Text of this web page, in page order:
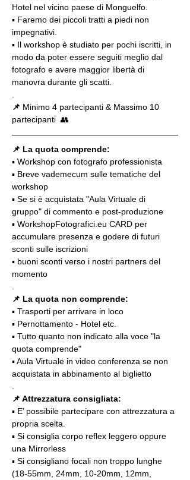
Hotel nel vicino paese di Monguelfo.
▪ Faremo dei piccoli tratti a piedi non
impegnativi.
▪️ Il workshop è studiato per pochi iscritti, in
modo da poter essere seguiti meglio dal
fotografo e avere maggior libertà di
manovra durante gli scatti.
📌 Minimo 4 partecipanti & Massimo 10
partecipanti  👥
📌 La quota comprende:
▪️ Workshop con fotografo professionista
▪️ Breve vademecum sulle tematiche del
workshop
▪️ Se si è acquistata "Aula Virtuale di
gruppo" di commento e post-produzione
▪️ WorkshopFotografici.eu CARD per
accumulare presenza e godere di futuri
sconti sulle iscrizioni
▪️ buoni sconti verso i nostri partners del
momento
📌 La quota non comprende:
▪️ Trasporti per arrivare in loco
▪️ Pernottamento - Hotel etc.
▪️ Tutto quanto non indicato alla voce "la
quota comprende"
▪️ Aula Virtuale in video conferenza se non
acquistata in abbinamento al biglietto
📌 Attrezzatura consigliata:
▪️ E’ possibile partecipare con attrezzatura a
propria scelta.
▪️ Si consiglia corpo reflex leggero oppure
una Mirrorless
▪️ Si consigliano focali non troppo lunghe
(18-55mm, 24mm, 10-20mm, 12mm,